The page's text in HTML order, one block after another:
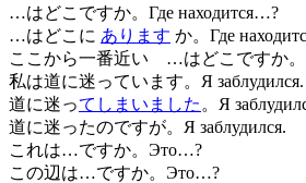
…はどこですか。Где находится…?
…はどこに あります か。Где
ここから一番近い …はどこですか。
私は道に迷っています。Я заблудился.
道に迷ってしまいました 。Я
道に迷ったのですが。Я заблудился.
これは…ですか。Это…?
この辺は…ですか。Это…?